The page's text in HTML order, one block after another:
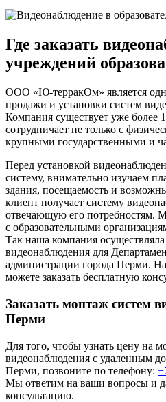
Где заказать
учреждений
ООО «Ю-терракОм» является
продажи и установки систем
Компания существует уже более
сотрудничает не только с
крупными государственными и
Перед установкой
систему, внимательно изучаем
здания, посещаемость и
клиент получает систему
отвечающую его потребностям.
с образовательными
Так наша компания
видеонаблюдения для
администрации города Перми.
можете заказать бесплатную
Заказать монтаж систем
Перми
Для того, чтобы узнать цену на
видеонаблюдения с удаленным
Перми, позвоните по телефону:
Мы ответим на ваши вопросы и
консультацию.